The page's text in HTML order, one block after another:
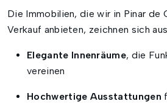
Die Immobilien, die wir in Pinar de
Verkauf anbieten, zeichnen sich
Elegante Innenräume, die
vereinen
Hochwertige Ausstattungen